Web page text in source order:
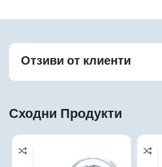
Отзиви от клиенти
Сходни Продукти